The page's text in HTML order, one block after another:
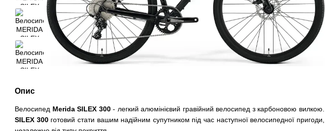
Опис
Велосипед Merida SILEX 300- легкий алюмінієвий гравійний велосипед з карбоновою вилкою.
SILEX 300готовий стати вашим надійним супутником під час наступної велосипедної пригоди,